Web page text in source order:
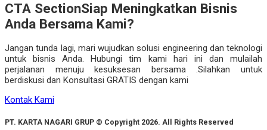
CTA SectionSiap Meningkatkan Bisnis
Anda Bersama Kami?
Jangan tunda lagi, mari wujudkan solusi engineering dan teknologi
untuk bisnis Anda. Hubungi tim kami hari ini dan mulailah
perjalanan menuju kesuksesan bersama .Silahkan untuk
berdiskusi dan Konsultasi GRATIS dengan kami
Kontak Kami
PT. KARTA NAGARI GRUP © Copyright 2026. All Rights Reserved